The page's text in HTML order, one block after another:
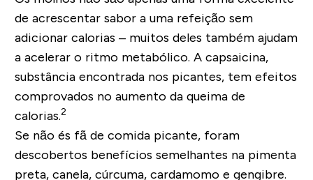
de acrescentar sabor a uma refeição sem
adicionar calorias – muitos deles também ajudam
a acelerar o ritmo metabólico. A capsaicina,
substância encontrada nos picantes, tem efeitos
comprovados no aumento da queima de
calorias.2
Se não és fã de comida picante, foram
descobertos benefícios semelhantes na pimenta
preta, canela, cúrcuma, cardamomo e gengibre.